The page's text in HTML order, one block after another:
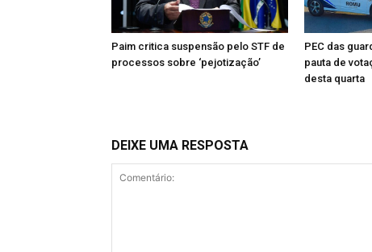
Paim critica suspensão pelo STF de
processos sobre ‘pejotização’
PEC das
pauta de
desta quarta
DEIXE UMA RESPOSTA